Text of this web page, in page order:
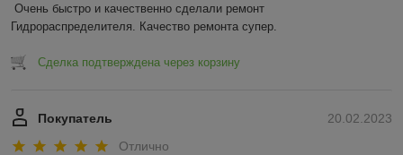
Очень быстро и качественно сделали ремонт
Гидрораспределителя. Качество ремонта супер.
Сделка подтверждена через корзину
20.02.2023
Покупатель
Отлично